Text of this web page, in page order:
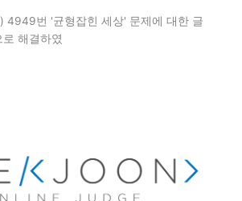
4949번 '균형잡힌 세상' 문제에 대한 글
해결하였